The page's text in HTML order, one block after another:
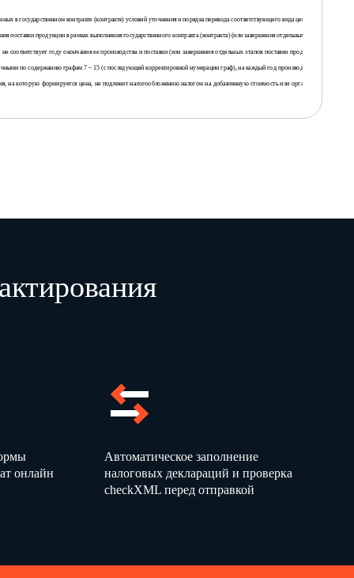
государственном контракте (контракте) условий уточнения и порядка перевода соответствующего вида цены на
продукции в рамках выполнения государственного контракта (контракта) (или завершения отдельных этапов
соответствует году окончания ее производства и поставки (или завершения отдельных этапов поставки продукции, если
по содержанию графам 7 – 15 (с последующей корректировкой нумерации граф), на каждый год производства продукции
которую формируется цена, не подлежит налогообложению налогом на добавленную стоимость или организация не
онлайн
Автоматическое заполнение
налоговых деклараций и проверка
checkXML перед отправкой